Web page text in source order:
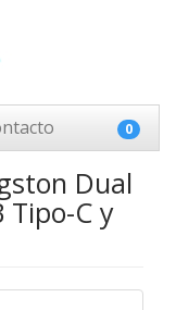
0
Dual
Tipo-C y